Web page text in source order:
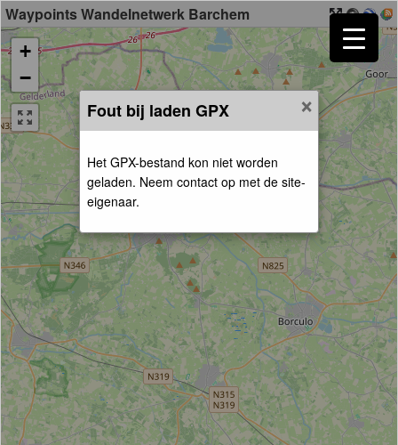
Waypoints Wandelnetwerk Barchem
+
−
×
Fout bij laden GPX
Het GPX-bestand kon niet worden
geladen. Neem contact op met de site-
eigenaar.